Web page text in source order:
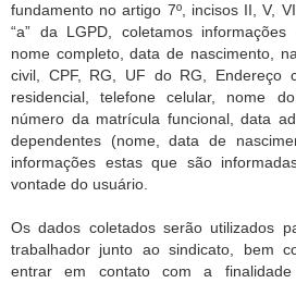
fundamento no artigo 7º, incisos II, V,
“a” da LGPD, coletamos informações
nome completo, data de nascimento,
civil, CPF, RG, UF do RG, Endereço
residencial, telefone celular, nome
número da matrícula funcional, data
dependentes (nome, data de
informações estas que são
vontade do usuário.
Os dados coletados serão utilizados
trabalhador junto ao sindicato, bem
entrar em contato com a